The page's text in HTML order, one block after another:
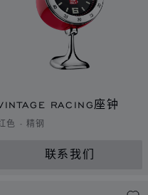
RACING座钟
色 - 精钢
联系我们